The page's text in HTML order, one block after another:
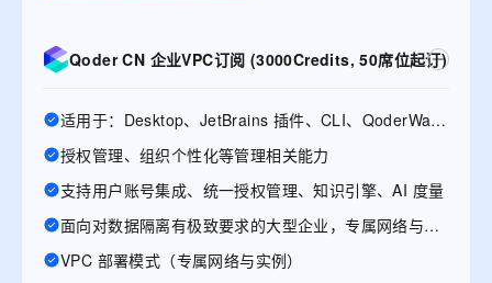
Qoder CN 企业VPC订阅 (3000Credits, 50席位起订)
适用于：Desktop、JetBrains 插件、CLI、QoderWake、Mobile
授权管理、组织个性化等管理相关能力
支持用户账号集成、统一授权管理、知识引擎、AI 度量
面向对数据隔离有极致要求的大型企业，专属网络与实例
VPC 部署模式（专属网络与实例）